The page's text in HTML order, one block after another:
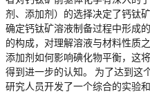
剂、添加剂）的选择决定了钙钛
确定钙钛矿溶液制备过程中形成
的构成，对理解溶液与材料性质
添加剂如何影响碘化物平衡，这
得到进一步的认知。 为了达到这
研究人员开发了一个综合的实验